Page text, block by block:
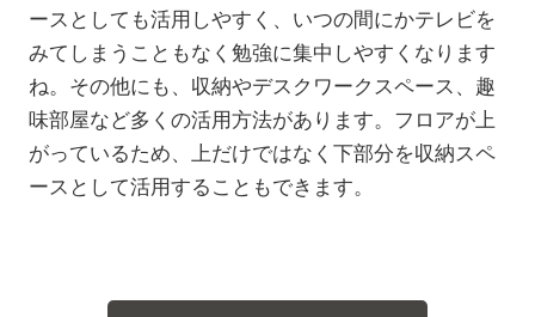
ースとしても活用しやすく、いつの間にかテレビを
みてしまうこともなく勉強に集中しやすくなります
ね。その他にも、収納やデスクワークスペース、趣
味部屋など多くの活用方法があります。フロアが上
がっているため、上だけではなく下部分を収納スペ
ースとして活用することもできます。